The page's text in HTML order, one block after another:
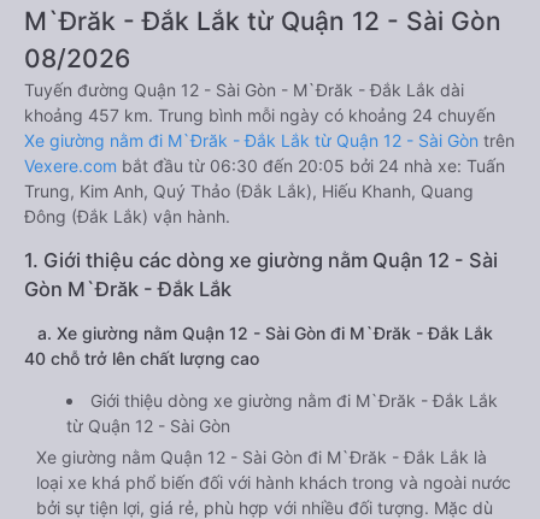
M`Đrăk - Đắk Lắk từ Quận 12 - Sài Gòn
08/2026
Tuyến đường Quận 12 - Sài Gòn - M`Đrăk - Đắk Lắk dài
khoảng 457 km. Trung bình mỗi ngày có khoảng 24 chuyến
Xe giường nằm đi M`Đrăk - Đắk Lắk từ Quận 12 - Sài Gòn trên
Vexere.com bắt đầu từ 06:30 đến 20:05 bởi 24 nhà xe: Tuấn
Trung, Kim Anh, Quý Thảo (Đắk Lắk), Hiếu Khanh, Quang
Đông (Đắk Lắk) vận hành.
1. Giới thiệu các dòng xe giường nằm Quận 12 - Sài
Gòn M`Đrăk - Đắk Lắk
a. Xe giường nằm Quận 12 - Sài Gòn đi M`Đrăk - Đắk Lắk
40 chỗ trở lên chất lượng cao
Giới thiệu dòng xe giường nằm đi M`Đrăk - Đắk Lắk
từ Quận 12 - Sài Gòn
Xe giường nằm Quận 12 - Sài Gòn đi M`Đrăk - Đắk Lắk là
loại xe khá phổ biến đối với hành khách trong và ngoài nước
bởi sự tiện lợi, giá rẻ, phù hợp với nhiều đối tượng. Mặc dù